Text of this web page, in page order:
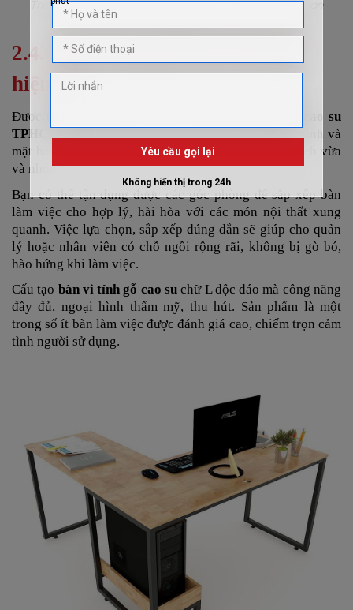
Thiết kế bàn kích thước lớn gỗ cao su cho nhân viên văn
2.4. Bàn vi tính gỗ cao su chữ L
hiện đại
Được thiết kế tiện nghi, tiện lợi,
bàn làm việc gỗ cao su
TPHCM
chữ L có góc cạnh cân đối với mặt bàn chính và
mặt bàn phụ, rất thích hợp với văn phòng có diện tích vừa
và nhỏ.
Bạn có thể tận dụng được các góc phòng để sắp xếp bàn
làm việc cho hợp lý, hài hòa với các món nội thất xung
quanh. Việc lựa chọn, sắp xếp đúng đắn sẽ giúp cho quản
lý hoặc nhân viên có chỗ ngồi rộng rãi, không bị gò bó,
hào hứng khi làm việc.
Cấu tạo bàn vi tính gỗ cao suchữ L độc đáo mà công năng
đầy đủ, ngoại hình thẩm mỹ, thu hút. Sản phẩm là một
trong số ít bàn làm việc được đánh giá cao, chiếm trọn cảm
tình người sử dụng.